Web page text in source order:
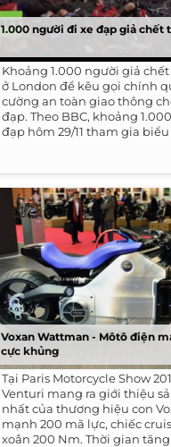
1.000 người đi xe đạp giả chết
Khoảng 1.000 người giả
ở London để kêu gọi chính
cường an toàn giao thông
đạp. Theo BBC, khoảng
đạp hôm 29/11 tham gia
Voxan Wattman - Môtô điện
cực khủng
Tại Paris Motorcycle Show
Venturi mang ra giới thiệu
nhất của thương hiệu con
mạnh 200 mã lực, chiếc
xoắn 200 Nm. Thời gian